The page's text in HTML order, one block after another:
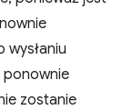
wysłaniu
ponownie
zostanie